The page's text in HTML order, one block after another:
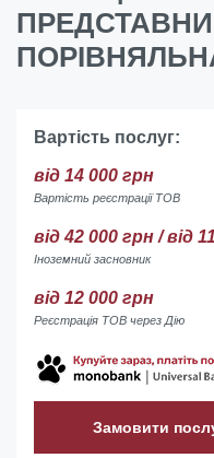
Вартість послуг:
від 14 000 грн
Вартість реєстрації ТОВ
від 42 000 грн / від
Іноземний засновник
від 12 000 грн
Реєстрація ТОВ через Дію
Замовити